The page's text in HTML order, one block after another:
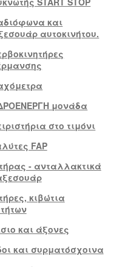
και
αυτοκινήτου.
μονάδα
στο τιμόνι
FAP
- ανταλλακτικά
κιβώτια
και άξονες
και συρματόσχοινα